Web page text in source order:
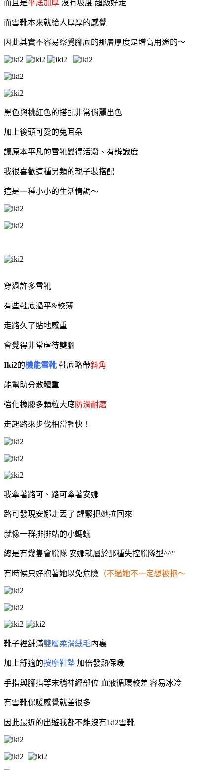
而且是平底加厚 沒有坡度 超級好走
而雪靴本來就給人厚厚的感覺
因此其實不容易察覺腳底的那層厚度是增高用途的～
黑色與桃紅色的搭配非常俏麗出色
加上後頭可愛的兔耳朵
讓原本平凡的雪靴變得活潑、有辨識度
我很喜歡這種另類的親子裝搭配
這是一種小小的生活情調～
穿過許多雪靴
有些鞋底過平&較薄
走路久了貼地感重
會覺得非常虐待雙腳
Iki2的機能雪靴 鞋底略帶斜角
能幫助分散體重
強化橡膠多顆粒大底防滑耐磨
走起路來步伐相當輕快！
我牽著路可、 路可牽著安娜
路可發現安娜走丟了 趕緊把她拉回來
就像一群排排站的小螞蟻
總是有幾隻會脫隊 安娜就屬於那種失控脫隊型^^"
有時候只好抱著她以免危險 （不過她不一定想被抱～
靴子裡舖滿雙層柔滑絨毛內裏
加上舒適的按摩鞋墊 加倍發熱保暖
手指與腳指等末稍神經部位 血液循環較差 容易冰冷
有雪靴保暖感覺就差很多
因此最近的出遊我都不能沒有Iki2雪靴